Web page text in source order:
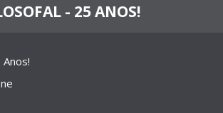
- 25 ANOS!